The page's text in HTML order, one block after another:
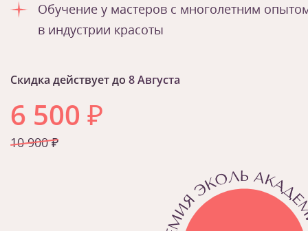
Обучение у мастеров с многолетним
в индустрии красоты
Скидка действует до 8 Августа
6 500 ₽
10 900 ₽